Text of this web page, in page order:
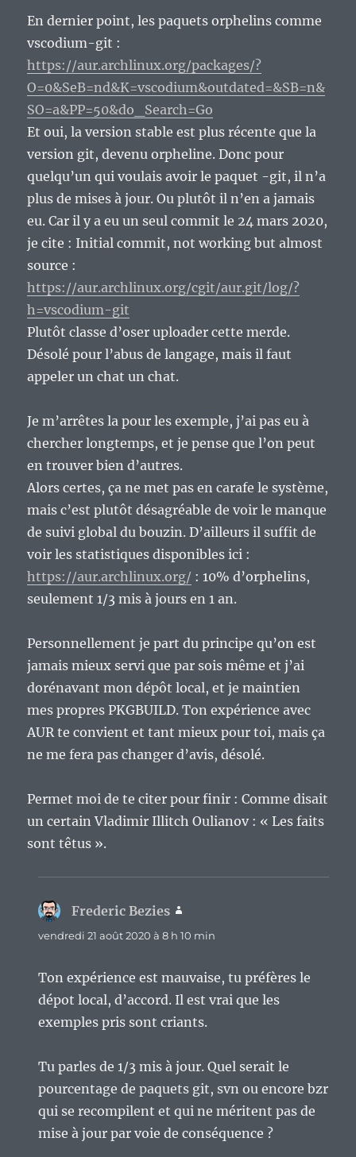
En dernier point, les paquets orphelins comme
vscodium-git :
https://aur.archlinux.org/packages/?
O=0&SeB=nd&K=vscodium&outdated=&SB=n&
SO=a&PP=50&do_Search=Go
Et oui, la version stable est plus récente que la
version git, devenu orpheline. Donc pour
quelqu’un qui voulais avoir le paquet -git, il n’a
plus de mises à jour. Ou plutôt il n’en a jamais
eu. Car il y a eu un seul commit le 24 mars 2020,
je cite : Initial commit, not working but almost
source :
https://aur.archlinux.org/cgit/aur.git/log/?
h=vscodium-git
Plutôt classe d’oser uploader cette merde.
Désolé pour l’abus de langage, mais il faut
appeler un chat un chat.
Je m’arrêtes la pour les exemple, j’ai pas eu à
chercher longtemps, et je pense que l’on peut
en trouver bien d’autres.
Alors certes, ça ne met pas en carafe le système,
mais c’est plutôt désagréable de voir le manque
de suivi global du bouzin. D’ailleurs il suffit de
voir les statistiques disponibles ici :
https://aur.archlinux.org/ : 10% d’orphelins,
seulement 1/3 mis à jours en 1 an.
Personnellement je part du principe qu’on est
jamais mieux servi que par sois même et j’ai
dorénavant mon dépôt local, et je maintien
mes propres PKGBUILD. Ton expérience avec
AUR te convient et tant mieux pour toi, mais ça
ne me fera pas changer d’avis, désolé.
Permet moi de te citer pour finir : Comme disait
un certain Vladimir Illitch Oulianov : « Les faits
sont têtus ».
Frederic Bezies
vendredi 21 août 2020 à 8 h 10 min
Ton expérience est mauvaise, tu préfères le
dépot local, d’accord. Il est vrai que les
exemples pris sont criants.
Tu parles de 1/3 mis à jour. Quel serait le
pourcentage de paquets git, svn ou encore bzr
qui se recompilent et qui ne méritent pas de
mise à jour par voie de conséquence ?